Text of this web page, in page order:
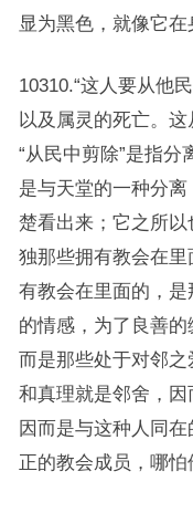
显为黑色，就像它在
10310.“这人要从他
以及属灵的死亡。这
“从民中剪除”是指分
是与天堂的一种分
楚看出来；它之所
独那些拥有教会在
有教会在里面的，
的情感，为了良善
而是那些处于对邻
和真理就是邻舍，因
因而是与这种人同
正的教会成员，哪怕